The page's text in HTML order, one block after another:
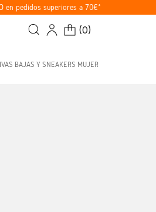
en pedidos superiores a 70€*
(0)
BAJAS Y SNEAKERS MUJER